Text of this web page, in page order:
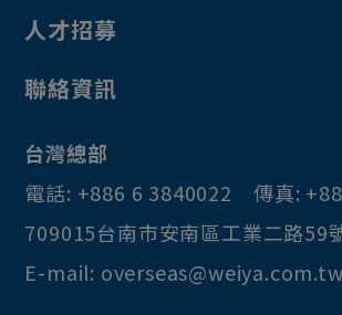
功能防干擾裝置
放大器
數幣器
變壓器
連接線
人才招募
聯絡資訊
台灣總部
電話: +886 6 3840022 傳真:
709015台南市安南區工業二路59
E-mail: overseas@weiya.com.tw